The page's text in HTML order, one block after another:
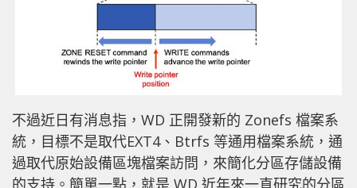
不過近日有消息指，WD 正開發新的 Zonefs 檔案系
統，目標不是取代EXT4、Btrfs 等通用檔案系統，通
過取代原始設備區塊檔案訪問，來簡化分區存儲設備